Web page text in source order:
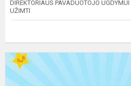
DIREKTORIAUS PAVADUOTOJO UGDYMUI
UŽIMTI